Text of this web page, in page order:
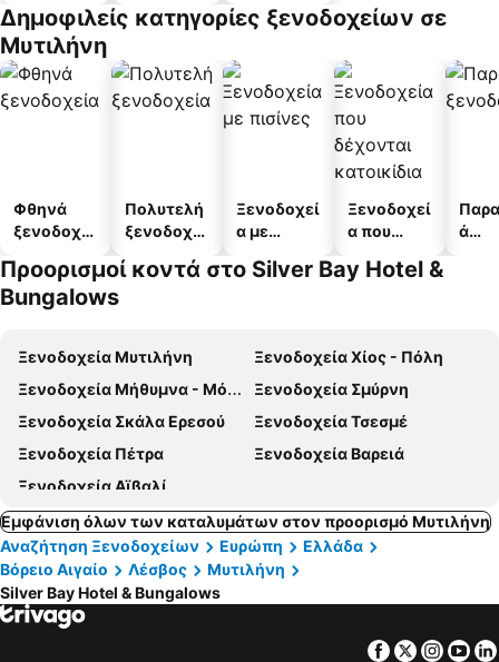
α
άτων
Δημοφιλείς κατηγορίες ξενοδοχείων σε
Μυτιλήνη
Φθηνά
ξενοδοχεί
Πολυτελή
ξενοδοχεί
Ξενοδοχεί
α με
Ξενοδοχεί
α που
κατοικίδι
ά
Προορισμοί κοντά στο Silver Bay Hotel &
Bungalows
Ξενοδοχεία Μυτιλήνη
Ξενοδοχεία Χίος - Πόλη
Ξενοδοχεία Μήθυμνα - Μόλυβος
Ξενοδοχεία Σμύρνη
Ξενοδοχεία Σκάλα Ερεσού
Ξενοδοχεία Τσεσμέ
Ξενοδοχεία Πέτρα
Ξενοδοχεία Βαρειά
Ξενοδοχεία Αϊβαλί
Εμφάνιση όλων των καταλυμάτων στον προορισμό Μυτιλήνη
Αναζήτηση Ξενοδοχείων
Ευρώπη
Ελλάδα
Βόρειο Αιγαίο
Λέσβος
Μυτιλήνη
Silver Bay Hotel & Bungalows
Facebook
Twitter